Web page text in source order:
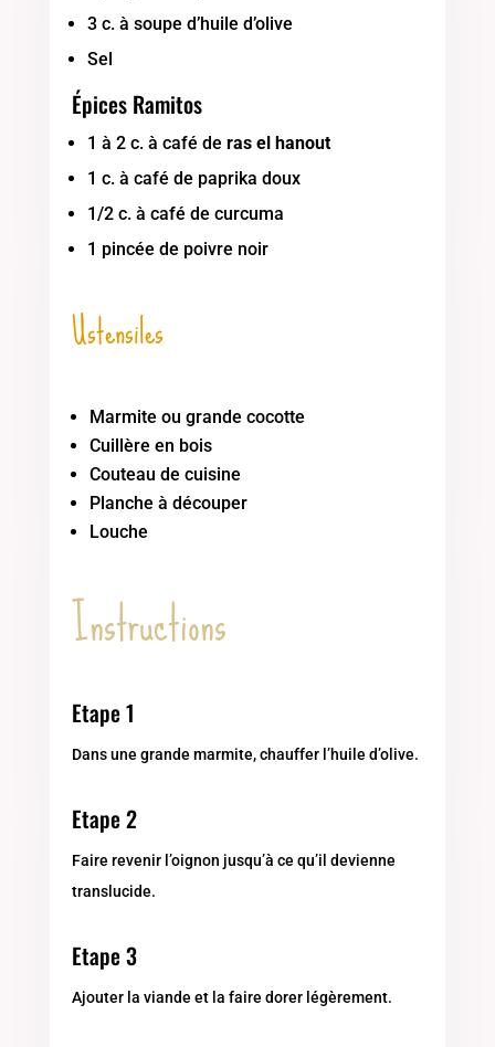
3 c. à soupe d’huile d’olive
Sel
Épices Ramitos
1 à 2 c. à café de ras el hanout
1 c. à café de paprika doux
1/2 c. à café de curcuma
1 pincée de poivre noir
Ustensiles
Marmite ou grande cocotte
Cuillère en bois
Couteau de cuisine
Planche à découper
Louche
Instructions
Etape 1
Dans une grande marmite, chauffer l’huile d’olive.
Etape 2
Faire revenir l’oignon jusqu’à ce qu’il devienne
translucide.
Etape 3
Ajouter la viande et la faire dorer légèrement.